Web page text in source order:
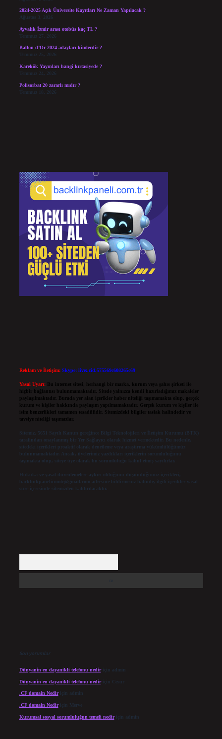
2024-2025 Açık Üniversite Kayıtları Ne Zaman Yapılacak ?
Ağustos 3, 2026
Ayvalık İzmir arası otobüs kaç TL ?
Temmuz 27, 2026
Ballon d’Or 2024 adayları kimlerdir ?
Temmuz 25, 2026
Karekök Yayınları hangi kırtasiyede ?
Temmuz 24, 2026
Polisorbat 20 zararlı mıdır ?
Temmuz 18, 2026
Reklam ve İletişim: Skype: live:.cid.575569c608265c69
Yasal Uyarı:
Bu internet sitesi, herhangi bir marka, kurum veya şahıs şirketi ile
hiçbir bağlantısı bulunmamaktadır. Sitede yalnızca kendi hazırladığımız makaleler
paylaşılmaktadır. Burada yer alan içerikler haber niteliği taşımamakta olup, gerçek
kurum ve kişiler hakkında paylaşım yapılmamaktadır. Gerçek kurum ve kişiler ile
isim benzerlikleri tamamen tesadüfidir. Sitemizdeki bilgiler taslak halindedir ve
tavsiye niteliği taşımazlar.
Sitemiz, 5651 Sayılı Kanun gereğince Bilgi Teknolojileri ve İletişim Kurumu (BTK)
tarafından onaylanmış bir Yer Sağlayıcı olarak hizmet vermektedir. Bu nedenle,
sitedeki içerikleri proaktif olarak denetleme veya araştırma yükümlülüğümüz
bulunmamaktadır. Ancak, üyelerimiz yazdıkları içeriklerin sorumluluğunu
taşımakta olup, siteye üye olarak bu sorumluluğu kabul etmiş sayılırlar.
Hukuka ve yasal düzenlemelere aykırı olduğunu düşündüğünüz içerikleri,
backlinkpanelicomtr@gmail.comadresine bildirmeniz halinde, ilgili içerikler yasal
süre içerisinde sitemizden kaldırılacaktır.
Son yorumlar
Dünyanin en dayanikli telefonu nediriçin admin
Dünyanin en dayanikli telefonu nediriçin Cesur
.CF domain Nediriçin admin
.CF domain Nediriçin Merve
Kurumsal sosyal sorumluluğun temeli nediriçin admin